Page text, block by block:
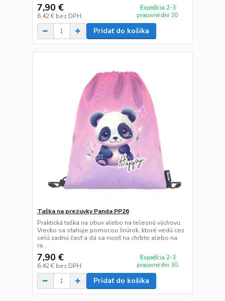
7,90 €
6,42 € bez DPH
Expedícia 2-3
pracovné dni 30
Pridať do košíka
Taška na prezuvky Panda PP26
Praktická taška na obuv alebo na telesnú výchovu.
Vrecko sa sťahuje pomocou šnúrok, ktoré vedú cez
celú zadnú časť a dá sa nosiť na chrbte alebo na
ra...
7,90 €
6,42 € bez DPH
Expedícia 2-3
pracovné dni 30
Pridať do košíka